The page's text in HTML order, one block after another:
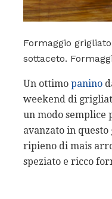
Formaggio
sottaceto.
Un ottimo panino
weekend di
un modo
avanzato in
ripieno di mais
speziato e ricco